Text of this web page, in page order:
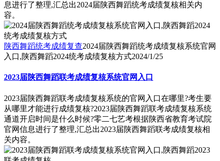
息进行了整理,汇总出2024届陕西舞蹈统考成绩复核相关内
容。
陕西舞蹈统考成绩复查2024届陕西舞蹈统考成绩复核系统官网
入口,陕西舞蹈2024统考成绩复核方式2024/1/25
2023届陕西舞蹈联考成绩复核系统官网入口
2023届陕西舞蹈联考成绩复核系统的官网入口在哪里?考生要
从哪里才能进行成绩复核?2023届陕西舞蹈联考成绩复核系统
通道开启时间是什么时候?零二七艺考根据陕西省教育考试院
官网信息进行了整理,汇总出2023届陕西舞蹈联考成绩复核相
关内容。